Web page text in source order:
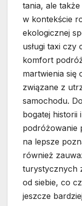
tania, ale
w kontekście
ekologicznej
usługi taxi
komfort
martwienia się
związane z
samochodu.
bogatej historii
podróżowanie
na lepsze
również
turystycznych
od siebie, co
jeszcze